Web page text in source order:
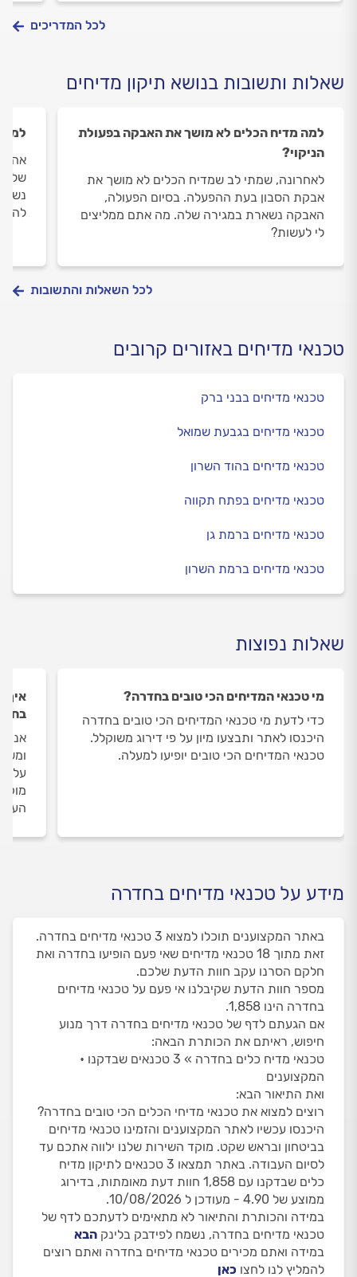
לכל המדריכים
שאלות ותשובות בנושא תיקון מדיחים
למה מדיח הכלים לא מושך את האבקה בפעולת
הניקוי?
לאחרונה, שמתי לב שמדיח הכלים לא מושך את
אבקת הסבון בעת ההפעלה. בסיום הפעולה,
האבקה נשארת במגירה שלה. מה אתם ממליצים
לי לעשות?
למה
של
לכל השאלות והתשובות
טכנאי מדיחים באזורים קרובים
טכנאי מדיחים בבני ברק
טכנאי מדיחים בגבעת שמואל
טכנאי מדיחים בהוד השרון
טכנאי מדיחים בפתח תקווה
טכנאי מדיחים ברמת גן
טכנאי מדיחים ברמת השרון
שאלות נפוצות
מי טכנאי המדיחים הכי טובים בחדרה?
כדי לדעת מי טכנאי המדיחים הכי טובים בחדרה
היכנסו לאתר ותבצעו מיון על פי דירוג משוקלל.
טכנאי המדיחים הכי טובים יופיעו למעלה.
איך
על
מידע על טכנאי מדיחים בחדרה
באתר המקצוענים תוכלו למצוא 3 טכנאי מדיחים בחדרה.
זאת מתוך 18 טכנאי מדיחים שאי פעם הופיעו בחדרה ואת
חלקם הסרנו עקב חוות הדעת שלכם.
מספר חוות הדעת שקיבלנו אי פעם על טכנאי מדיחים
בחדרה הינו 1,858.
אם הגעתם לדף של טכנאי מדיחים בחדרה דרך מנוע
חיפוש, ראיתם את הכותרת הבאה:
טכנאי מדיח כלים בחדרה » 3 טכנאים שבדקנו •
המקצוענים
ואת התיאור הבא:
רוצים למצוא את טכנאי מדיחי הכלים הכי טובים בחדרה?
היכנסו עכשיו לאתר המקצוענים והזמינו טכנאי מדיחים
בביטחון ובראש שקט. מוקד השירות שלנו ילווה אתכם עד
לסיום העבודה. באתר תמצאו 3 טכנאים לתיקון מדיח
כלים שבדקנו עם 1,858 חוות דעת מאומתות, בדירוג
ממוצע של 4.90 - מעודכן ל 10/08/2026.
במידה והכותרת והתיאור לא מתאימים לדעתכם לדף של
טכנאי מדיחים בחדרה, נשמח לפידבק בלינק הבא
במידה ואתם מכירים טכנאי מדיחים בחדרה ואתם רוצים
להמליץ לנו לחצו כאן